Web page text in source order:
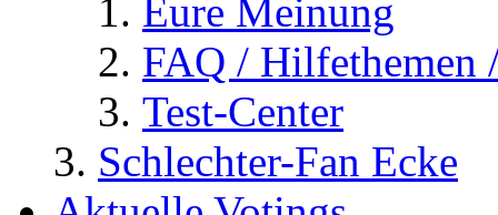
Eure Meinung
FAQ / Hilfethemen
Test-Center
Schlechter-Fan Ecke